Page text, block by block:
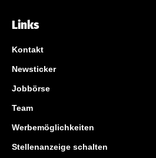
Links
Kontakt
Newsticker
Jobbörse
Team
Werbemöglichkeiten
Stellenanzeige schalten